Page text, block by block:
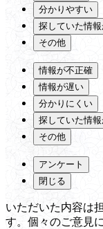
分かりやすい
探していた情
その他
情報が不正確
情報が遅い
分かりにくい
探していた情
その他
アンケート
閉じる
いただいた内容は
す。個々のご意見